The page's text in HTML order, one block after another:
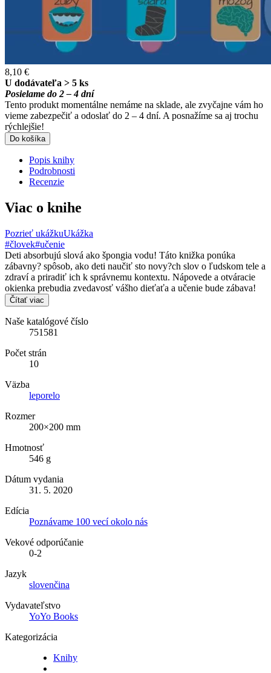
8,10 €
U dodávateľa > 5 ks
Posielame do 2 – 4 dní
Tento produkt momentálne nemáme na sklade, ale zvyčajne vám ho
vieme zabezpečiť a odoslať do 2 – 4 dní. A posnažíme sa aj trochu
rýchlejšie!
Do košíka
Popis knihy
Podrobnosti
Recenzie
Viac o knihe
Pozrieť ukážkuUkážka
#človek#učenie
Deti absorbujú slová ako špongia vodu! Táto knižka ponúka
zábavny? spôsob, ako deti naučiť sto novy?ch slov o ľudskom tele a
zdraví a priradiť ich k správnemu kontextu. Nápovede a otváracie
okienka prebudia zvedavosť vášho dieťaťa a učenie bude zábava!
Čítať viac
Naše katalógové číslo
751581
Počet strán
10
Väzba
leporelo
Rozmer
200×200 mm
Hmotnosť
546 g
Dátum vydania
31. 5. 2020
Edícia
Poznávame 100 vecí okolo nás
Vekové odporúčanie
0-2
Jazyk
slovenčina
Vydavateľstvo
YoYo Books
Kategorizácia
Knihy